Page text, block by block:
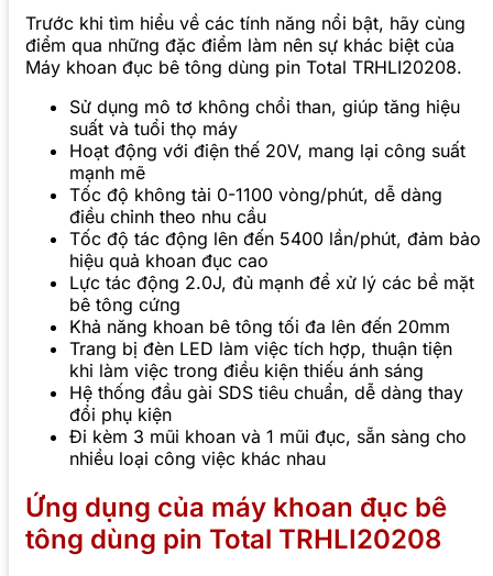
Trước khi tìm hiểu về các tính năng nổi bật, hãy cùng
điểm qua những đặc điểm làm nên sự khác biệt của
Máy khoan đục bê tông dùng pin Total TRHLI20208.
Sử dụng mô tơ không chổi than, giúp tăng hiệu
suất và tuổi thọ máy
Hoạt động với điện thế 20V, mang lại công suất
mạnh mẽ
Tốc độ không tải 0-1100 vòng/phút, dễ dàng
điều chỉnh theo nhu cầu
Tốc độ tác động lên đến 5400 lần/phút, đảm bảo
hiệu quả khoan đục cao
Lực tác động 2.0J, đủ mạnh để xử lý các bề mặt
bê tông cứng
Khả năng khoan bê tông tối đa lên đến 20mm
Trang bị đèn LED làm việc tích hợp, thuận tiện
khi làm việc trong điều kiện thiếu ánh sáng
Hệ thống đầu gài SDS tiêu chuẩn, dễ dàng thay
đổi phụ kiện
Đi kèm 3 mũi khoan và 1 mũi đục, sẵn sàng cho
nhiều loại công việc khác nhau
Ứng dụng của máy khoan đục bê
tông dùng pin Total TRHLI20208